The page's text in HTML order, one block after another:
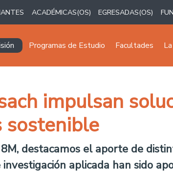
ACADÉMICAS(OS) EGRESADAS(OS)
principal
Programas de Estudio Facultades
impulsan
sostenible
destacamos el aporte de
aplicada han sido